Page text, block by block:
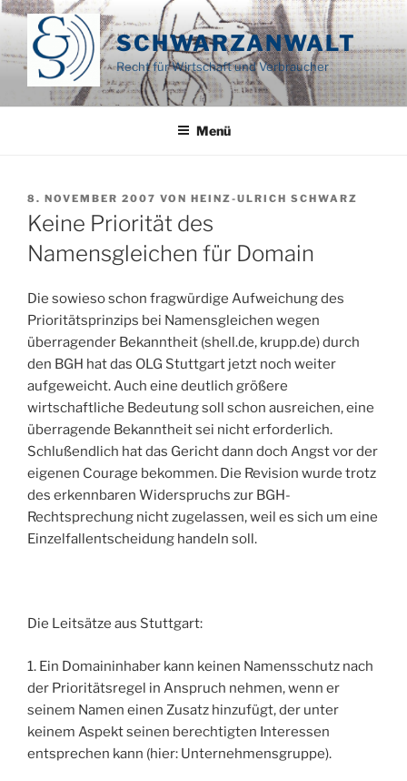
Zum
springen
SCHWARZANWALT
Recht für Wirtschaft und Verbraucher
Menü
VERÖFFENTLICHT
AM
8. NOVEMBER 2007 VON HEINZ-ULRICH SCHWARZ
Keine Priorität des
Namensgleichen für Domain
Die sowieso schon fragwürdige Aufweichung des
Prioritätsprinzips bei Namensgleichen wegen
überragender Bekanntheit (shell.de, krupp.de) durch
den BGH hat das OLG Stuttgart jetzt noch weiter
aufgeweicht. Auch eine deutlich größere
wirtschaftliche Bedeutung soll schon ausreichen, eine
überragende Bekanntheit sei nicht erforderlich.
Schlußendlich hat das Gericht dann doch Angst vor der
eigenen Courage bekommen. Die Revision wurde trotz
des erkennbaren Widerspruchs zur BGH-
Rechtsprechung nicht zugelassen, weil es sich um eine
Einzelfallentscheidung handeln soll.
Die Leitsätze aus Stuttgart:
1. Ein Domaininhaber kann keinen Namensschutz nach
der Prioritätsregel in Anspruch nehmen, wenn er
seinem Namen einen Zusatz hinzufügt, der unter
keinem Aspekt seinen berechtigten Interessen
entsprechen kann (hier: Unternehmensgruppe).